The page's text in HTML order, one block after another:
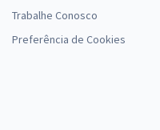
Trabalhe Conosco
Preferência de Cookies